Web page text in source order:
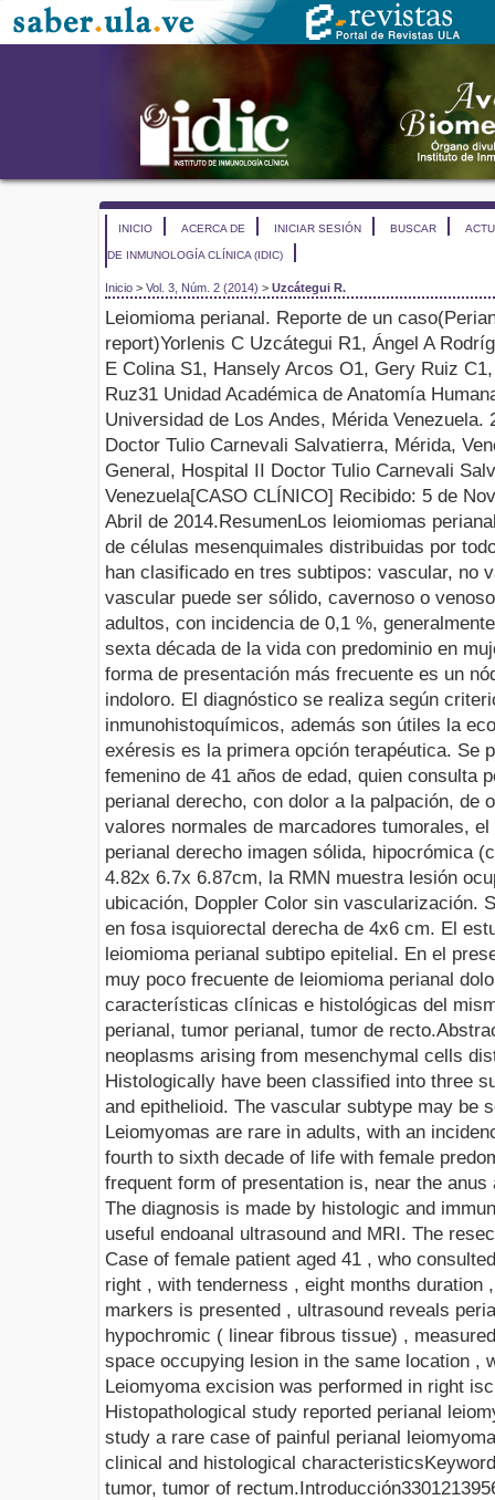
INICIO ACERCA DE INICIAR SESIÓN BUSCAR
DE INMUNOLOGÍA CLÍNICA (IDIC)
Inicio > Vol. 3, Núm. 2 (2014) > Uzcátegui R.
Leiomioma perianal. Reporte de un caso(
report)Yorlenis C Uzcátegui R1, Ángel A
E Colina S1, Hansely Arcos O1, Gery Ruiz C1
Ruz31 Unidad Académica de Anatomía
Universidad de Los Andes, Mérida Venezuela.
Doctor Tulio Carnevali Salvatierra, Mérida,
General, Hospital II Doctor Tulio Carnevali
Venezuela[CASO CLÍNICO] Recibido: 5 de
Abril de 2014.ResumenLos leiomiomas
de células mesenquimales distribuidas por
han clasificado en tres subtipos: vascular, no
vascular puede ser sólido, cavernoso o
adultos, con incidencia de 0,1 %,
sexta década de la vida con predominio en
forma de presentación más frecuente es un
indoloro. El diagnóstico se realiza según
inmunohistoquímicos, además son útiles la
exéresis es la primera opción terapéutica. Se
femenino de 41 años de edad, quien consulta
perianal derecho, con dolor a la palpación, de
valores normales de marcadores tumorales,
perianal derecho imagen sólida, hipocrómica
4.82x 6.7x 6.87cm, la RMN muestra lesión
ubicación, Doppler Color sin vascularización.
en fosa isquiorectal derecha de 4x6 cm. El
leiomioma perianal subtipo epitelial. En el
muy poco frecuente de leiomioma perianal
características clínicas e histológicas del
perianal, tumor perianal, tumor de recto.
neoplasms arising from mesenchymal cells
Histologically have been classified into three
and epithelioid. The vascular subtype may be
Leiomyomas are rare in adults, with an
fourth to sixth decade of life with female
frequent form of presentation is, near the anus
The diagnosis is made by histologic and
useful endoanal ultrasound and MRI. The
Case of female patient aged 41 , who
right , with tenderness , eight months duration
markers is presented , ultrasound reveals
hypochromic ( linear fibrous tissue) ,
space occupying lesion in the same location ,
Leiomyoma excision was performed in right
Histopathological study reported perianal
study a rare case of painful perianal
clinical and histological characteristics
tumor, tumor of rectum.Introducción3301213